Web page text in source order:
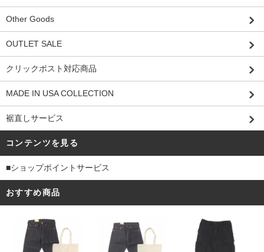
Other Goods
OUTLET SALE
クリックポスト対応商品
MADE IN USA COLLECTION
裾直しサービス
コンテンツを見る
■ショップポイントサービス
おすすめ商品